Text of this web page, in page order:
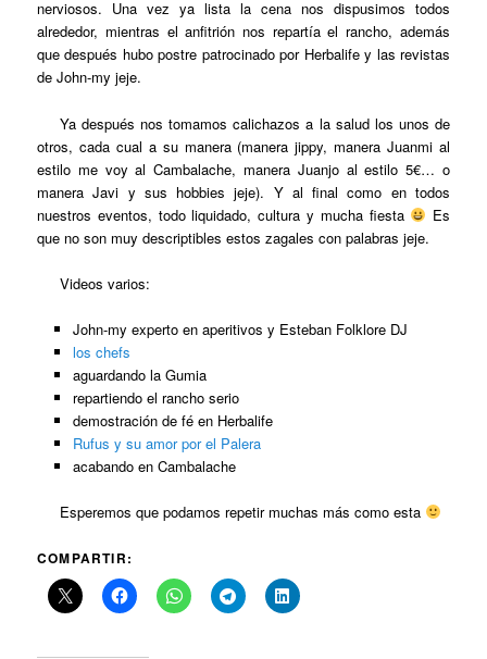
nerviosos. Una vez ya lista la cena nos dispusimos todos
alrededor, mientras el anfitrión nos repartía el rancho, además
que después hubo postre patrocinado por Herbalife y las revistas
de John-my jeje.
Ya después nos tomamos calichazos a la salud los unos de
otros, cada cual a su manera (manera jippy, manera Juanmi al
estilo me voy al Cambalache, manera Juanjo al estilo 5€… o
manera Javi y sus hobbies jeje). Y al final como en todos
nuestros eventos, todo liquidado, cultura y mucha fiesta
Es
que no son muy descriptibles estos zagales con palabras jeje.
Videos varios:
John-my experto en aperitivos y Esteban Folklore DJ
los chefs
aguardando la Gumia
repartiendo el rancho serio
demostración de fé en Herbalife
Rufus y su amor por el Palera
acabando en Cambalache
Esperemos que podamos repetir muchas más como esta
COMPARTIR: